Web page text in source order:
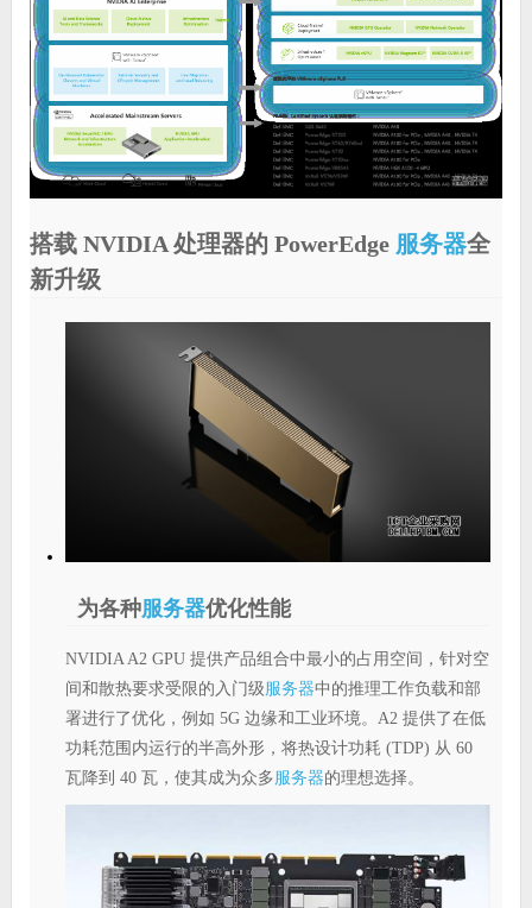
搭载 NVIDIA 处理器的 PowerEdge 服务器全
新升级
为各种服务器优化性能
NVIDIA A2 GPU 提供产品组合中最小的占用空间，针对空
间和散热要求受限的入门级服务器中的推理工作负载和部
署进行了优化，例如 5G 边缘和工业环境。A2 提供了在低
功耗范围内运行的半高外形，将热设计功耗 (TDP) 从 60
瓦降到 40 瓦，使其成为众多服务器的理想选择。